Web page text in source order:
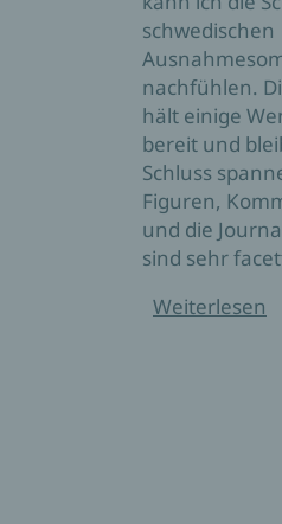
schwedischen
nachfühlen.
hält einige
bereit und
Schluss
Figuren,
und die
sind sehr
Weiterlesen